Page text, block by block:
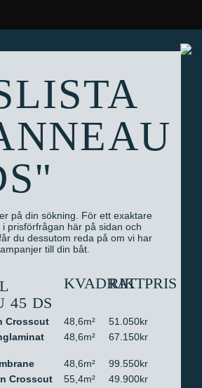
på din sökning. För ett exaktare
prisförfrågan här på sidan och
du dessutom reda på om vi har
till din båt.
45 DS
KVADRATRIKTPRIS
Crosscut 48,6m²
51.050kr
48,6m² 67.150kr
48,6m²
99.550kr
Crosscut
55,4m²
49.900kr